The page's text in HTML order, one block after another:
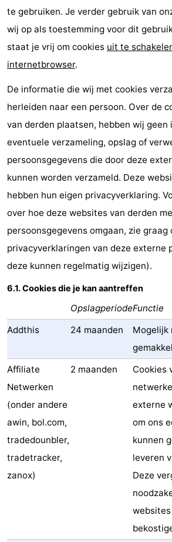
te gebruiken. Je verder gebruik van
wij op als toestemming voor dit
staat je vrij om cookies uit te
internetbrowser.
De informatie die wij met cookies
herleiden naar een persoon. Over de
van derden plaatsen, hebben wij geen
eventuele verzameling, opslag of
persoonsgegevens die door deze
kunnen worden verzameld. Deze
hebben hun eigen privacyverklaring.
over hoe deze websites van derden
persoonsgegevens omgaan, zie graag
privacyverklaringen van deze externe
deze kunnen regelmatig wijzigen).
6.1. Cookies die je kan aantreffen
OpslagperiodeFunctie
Addthis
24 maanden
Mogelijk
Affiliate
Netwerken
(onder andere
awin, bol.com,
tradedounbler,
tradetracker,
zanox)
2 maanden
Cookies
externe
om ons
kunnen
leveren
Deze